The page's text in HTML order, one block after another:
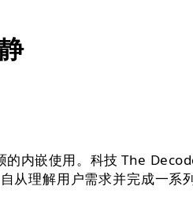
内嵌使用。科技 The
从理解用户需求并完成一